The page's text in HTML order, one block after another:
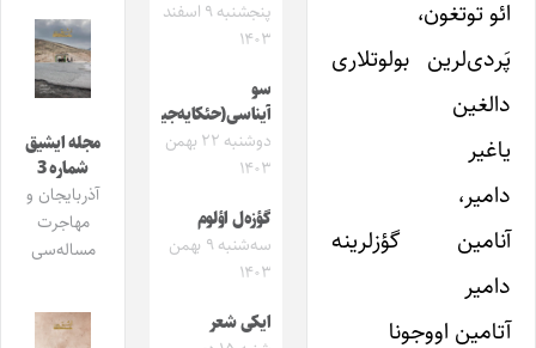
ائو توتغون،
پَردی‌لرین بولوتلاری
دالغین
یاغیر
دامیر،
آنامین گؤزلرینه
دامیر
آتامین اووجونا
پنجشنبه ۹ اسفند
۱۴۰۳
سو
آیناسی(حئکایه‌جیک)
دوشنبه ۲۲ بهمن
۱۴۰۳
گؤزه‌ل اؤلوم
سه‌شنبه ۹ بهمن
۱۴۰۳
ایکی شعر
مجله ایشیق
شماره 3
آذربایجان و
مهاجرت
مساله‌سی